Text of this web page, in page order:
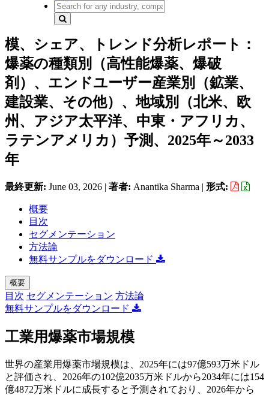
模、シェア、トレンド分析レポート：
爆薬の種類別（高性能爆薬、爆破
剤）、エンドユーザー産業別（鉱業、
建設業、その他）、地域別（北米、欧
州、アジア太平洋、中東・アフリカ、
ラテンアメリカ）予測、2025年～2033
年
最終更新: June 03, 2026 | 著者: Anantika Sharma | 形式:
概要
目次
セグメンテーション
方法論
無料サンプルをダウンロード
概要
目次 セグメンテーション 方法論
無料サンプルをダウンロード
工業用爆薬市場規模
世界の産業用爆薬市場規模は、2025年には97億593万米ドル
と評価され、2026年の102億2035万米ドルから2034年には154
億4872万米ドルに成長すると予測されており、2026年から